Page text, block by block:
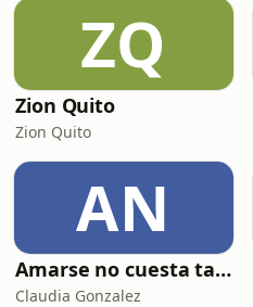
ZQ
Zion Quito
Zion Quito
AN
Amarse no cuesta tanto
Claudia Gonzalez